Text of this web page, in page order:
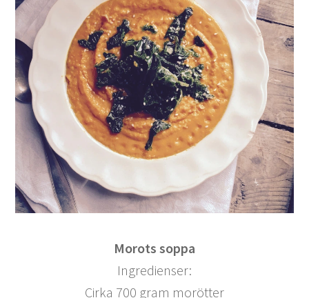
Morots soppa
Ingredienser:
Cirka 700 gram morötter